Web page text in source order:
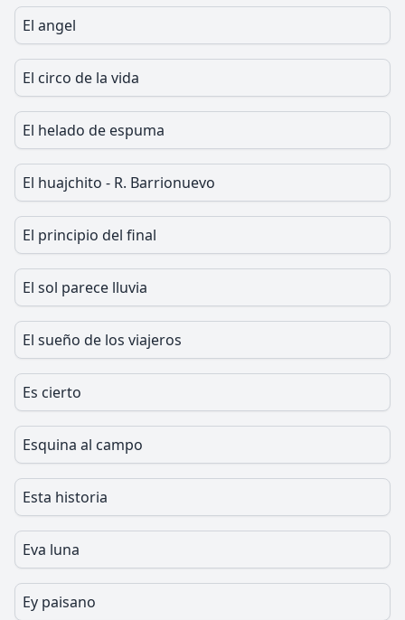
El angel
El circo de la vida
El helado de espuma
El huajchito - R. Barrionuevo
El principio del final
El sol parece lluvia
El sueño de los viajeros
Es cierto
Esquina al campo
Esta historia
Eva luna
Ey paisano